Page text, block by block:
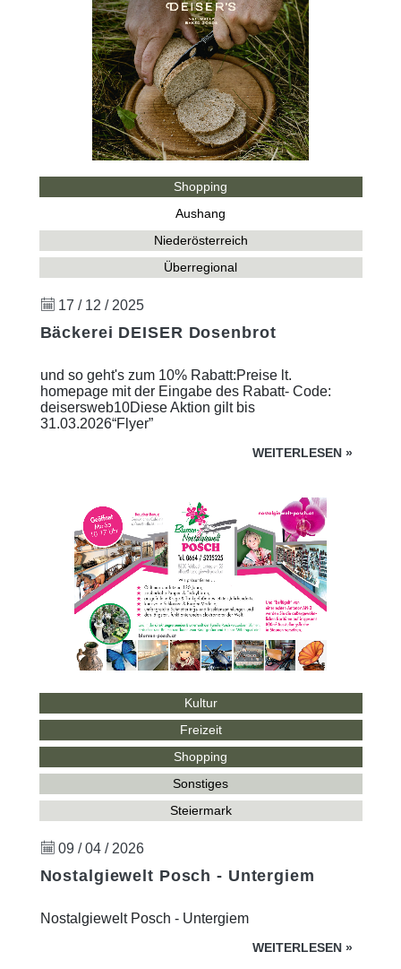
Shopping
Aushang
Niederösterreich
Überregional
17 / 12 / 2025
Bäckerei DEISER Dosenbrot
und so geht's zum 10% Rabatt:Preise lt.
homepage mit der Eingabe des Rabatt- Code:
deisersweb10Diese Aktion gilt bis
31.03.2026“Flyer”
WEITERLESEN »
Kultur
Freizeit
Shopping
Sonstiges
Steiermark
09 / 04 / 2026
Nostalgiewelt Posch - Untergiem
Nostalgiewelt Posch - Untergiem
WEITERLESEN »